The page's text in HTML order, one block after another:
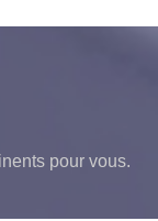
pour vous.